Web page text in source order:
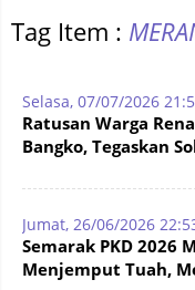
Tag Item :
Selasa, 07/07/2026
Ratusan Warga
Bangko, Tegaskan
Jumat, 26/06/2026
Semarak PKD 2026
Menjemput Tuah,